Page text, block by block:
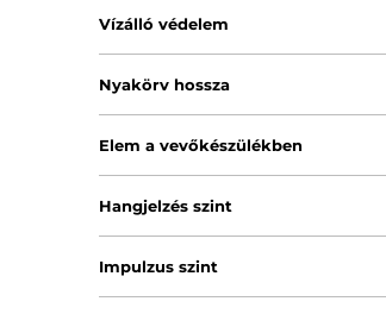
Vízálló védelem
Nyakörv hossza
Elem a vevőkészülékben
Hangjelzés szint
Impulzus szint